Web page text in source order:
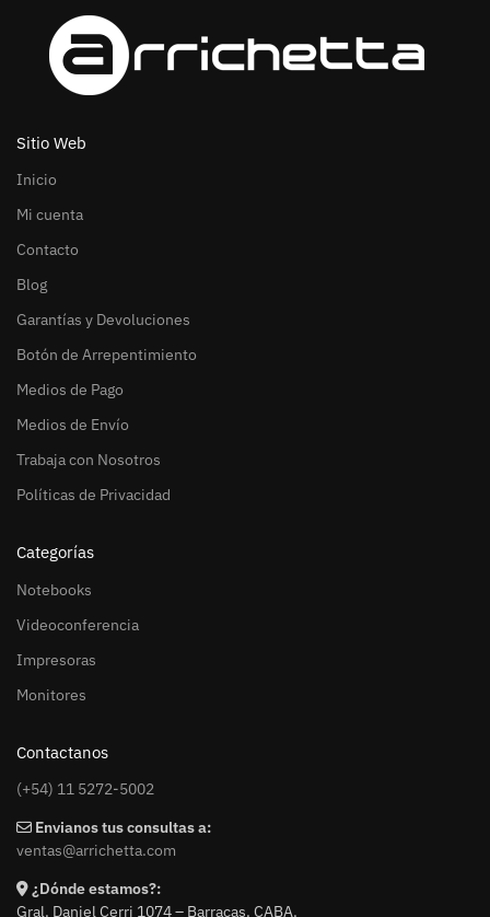
Sitio Web
Inicio
Mi cuenta
Contacto
Blog
Garantías y Devoluciones
Botón de Arrepentimiento
Medios de Pago
Medios de Envío
Trabaja con Nosotros
Políticas de Privacidad
Categorías
Notebooks
Videoconferencia
Impresoras
Monitores
Contactanos
(+54) 11 5272-5002
Envianos tus consultas a:
ventas@arrichetta.com
¿Dónde estamos?:
Gral. Daniel Cerri 1074 – Barracas. CABA.